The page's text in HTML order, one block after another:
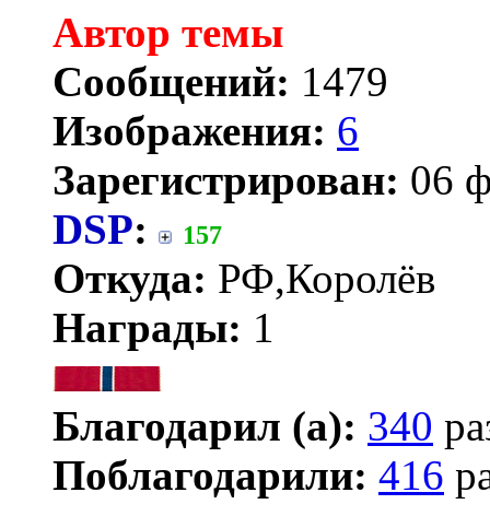
Автор темы
Сообщений: 1479
Изображения: 6
Зарегистрирован: 06
DSP: 157
Откуда: РФ,Королёв
Награды: 1
Благодарил (а): 340
Поблагодарили: 416